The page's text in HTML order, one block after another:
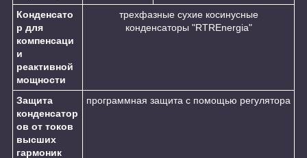
Конденсато
р для
компенсаци
и
реактивной
мощности
трехфазные сухие косинусные
конденсаторы "RTREnergia"
Защита
конденсатор
ов от токов
высших
гармоник
программная защита с помощью регулятора